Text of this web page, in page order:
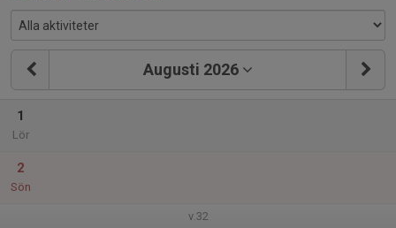
Augusti 2026
1
Lör
2
Sön
v.32